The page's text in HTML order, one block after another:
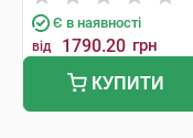
Є в наявності
від 1790.20 грн
КУПИТИ